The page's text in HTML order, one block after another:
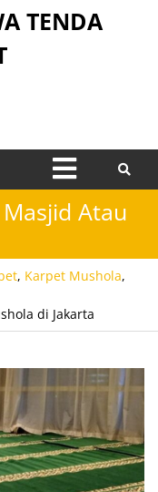
TENDA
Open
Menu
Atau
, Karpet Mushola,
di Jakarta